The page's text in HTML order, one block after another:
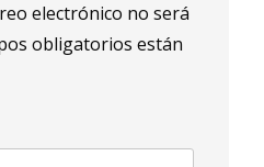
electrónico no será
obligatorios están